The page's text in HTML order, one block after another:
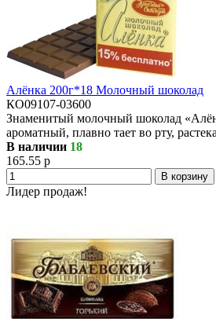
Алёнка 200г*18 Молочный шоколад
КО09107-03600
Знаменитый молочный шоколад
ароматный, плавно тает во рту,
В наличии 18
165.55 р
В корзину
Лидер продаж!